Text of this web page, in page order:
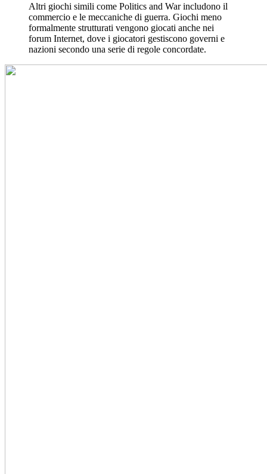
Altri giochi simili come Politics and War includono il
commercio e le meccaniche di guerra. Giochi meno
formalmente strutturati vengono giocati anche nei
forum Internet, dove i giocatori gestiscono governi e
nazioni secondo una serie di regole concordate.